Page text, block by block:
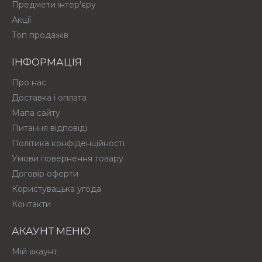
Предмети інтер'єру
Акції
Топ продажів
ІНФОРМАЦІЯ
Про нас
Доставка і оплата
Мапа сайту
Питання відповіді
Політика конфіденційності
Умови повернення товару
Договір оферти
Користувацька угода
Контакти
АКАУНТ МЕНЮ
Мій акаунт